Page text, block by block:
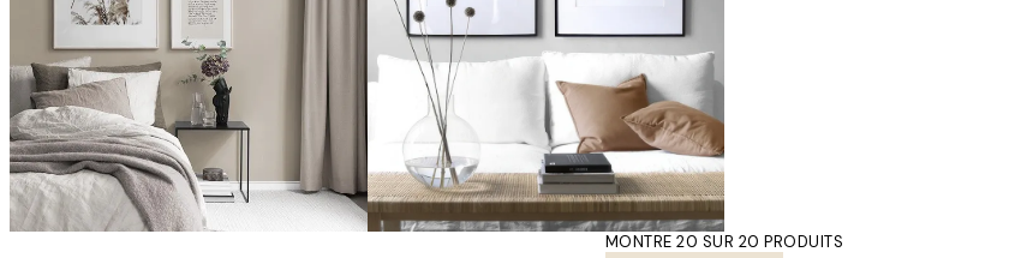
MONTRE 20 SUR 20 PRODUITS